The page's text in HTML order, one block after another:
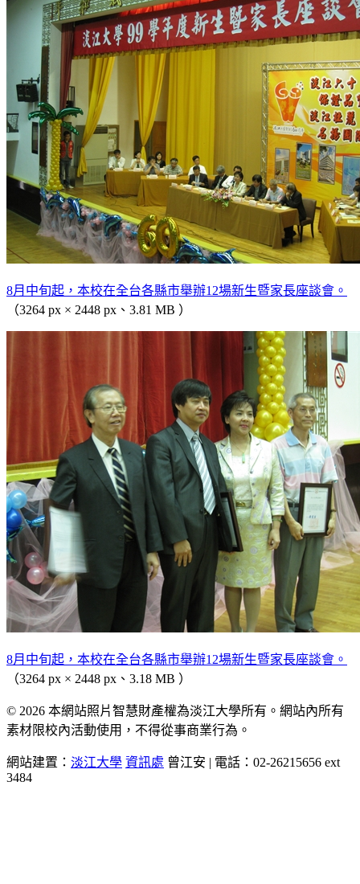
8月中旬起，本校在全台各縣市舉辦12場新生暨家長座談會。
（3264 px × 2448 px、3.81 MB ）
8月中旬起，本校在全台各縣市舉辦12場新生暨家長座談會。
（3264 px × 2448 px、3.18 MB ）
© 2026 本網站照片智慧財產權為淡江大學所有。網站內所有
素材限校內活動使用，不得從事商業行為。
網站建置： 淡江大學 資訊處 曾江安 | 電話：02-26215656 ext
3484